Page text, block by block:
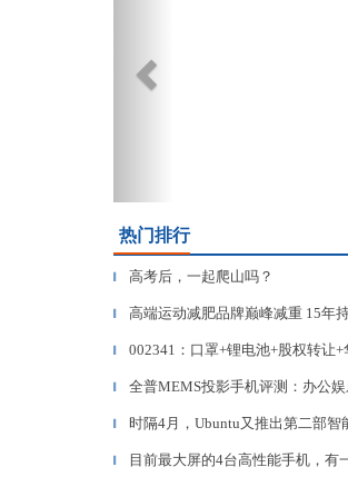
热门排行
▎ 高考后，一起爬山吗？
▎ 高端运动减肥品牌巅峰减重 15年
▎ 002341：口罩+锂电池+股权转让+
▎ 全普MEMS投影手机评测：办公
▎ 时隔4月，Ubuntu又推出第二部智
▎ 目前最大屏的4台高性能手机，有